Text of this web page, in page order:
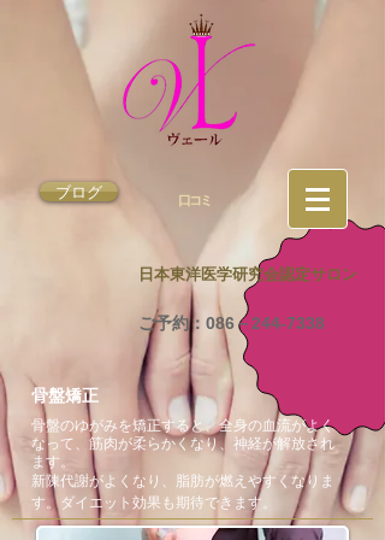
ブログ 口コミ
日本東洋医学研究会認定サロン
ご予約：086－244-7338
骨盤矯正
骨盤のゆがみを矯正すると、全身の血流がよく
なって、筋肉が柔らかくなり、神経が解放され
ます。
新陳代謝がよくなり、脂肪が燃えやすくなりま
す。ダイエット効果も期待できます。